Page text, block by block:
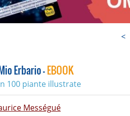
<
Erbario -EBOOK
100 piante illustrate
Mességué